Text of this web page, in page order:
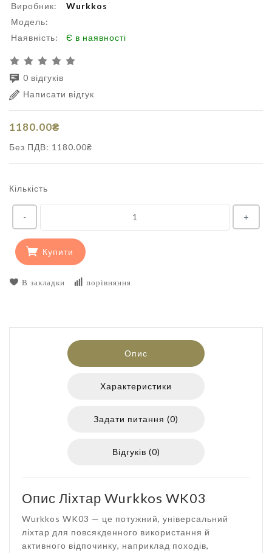
Виробник:
Wurkkos
Модель:
Наявність:
Є в наявності
0 відгуків
Написати відгук
1180.00₴
Без ПДВ: 1180.00₴
Кількість
- +
Купити
В закладки порівняння
Опис
Характеристики
Задати питання (0)
Відгуків (0)
Опис Ліхтар Wurkkos WK03
Wurkkos WK03 — це потужний, універсальний
ліхтар для повсякденного використання й
активного відпочинку, наприклад походів,